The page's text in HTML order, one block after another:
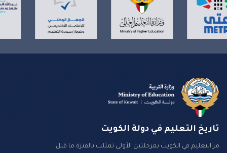
تاريخ التعليم في دولة الكويت
مر التعليم في الكويت بمرحلتين الأولى تمثلت بالفترة ما قبل